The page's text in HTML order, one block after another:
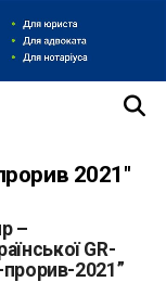
2021"
–
GR-
прорив-2021”